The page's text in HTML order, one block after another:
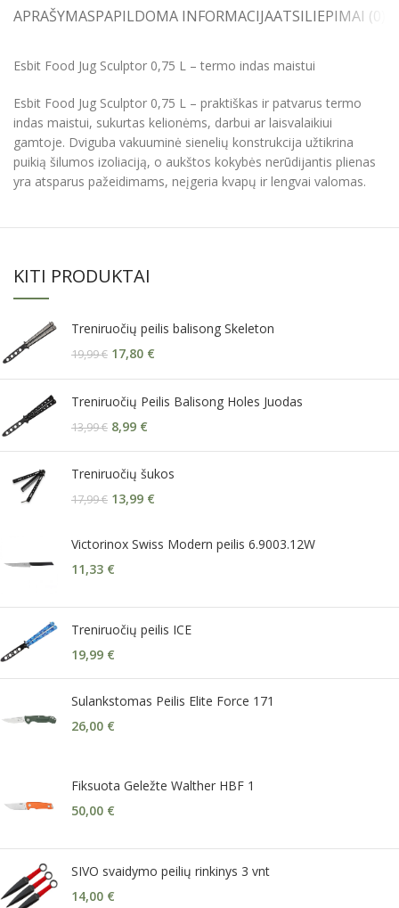
APRAŠYMASPAPILDOMA INFORMACIJAATSILIEPIMAI (0)
Esbit Food Jug Sculptor 0,75 L – termo indas maistui
Esbit Food Jug Sculptor 0,75 L – praktiškas ir patvarus termo
indas maistui, sukurtas kelionėms, darbui ar laisvalaikiui
gamtoje. Dviguba vakuuminė sienelių konstrukcija užtikrina
puikią šilumos izoliaciją, o aukštos kokybės nerūdijantis plienas
yra atsparus pažeidimams, neįgeria kvapų ir lengvai valomas.
KITI PRODUKTAI
Treniruočių peilis balisong Skeleton
19,99€ 17,80 €
Treniruočių Peilis Balisong Holes Juodas
13,99€ 8,99 €
Treniruočių šukos
17,99€ 13,99 €
Victorinox Swiss Modern peilis 6.9003.12W
11,33 €
Treniruočių peilis ICE
19,99 €
Sulankstomas Peilis Elite Force 171
26,00 €
Fiksuota Geležte Walther HBF 1
50,00 €
SIVO svaidymo peilių rinkinys 3 vnt
14,00 €